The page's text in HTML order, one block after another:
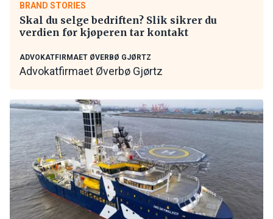
BRAND STORIES
Skal du selge bedriften? Slik sikrer du
verdien før kjøperen tar kontakt
ADVOKATFIRMAET ØVERBØ GJØRTZ
Advokatfirmaet Øverbø Gjørtz